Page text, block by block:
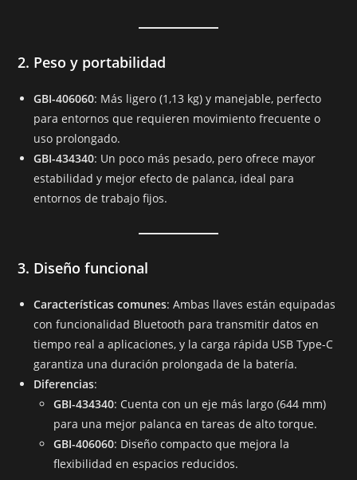
2. Peso y portabilidad
GBI-406060: Más ligero (1,13 kg) y manejable, perfecto
para entornos que requieren movimiento frecuente o
uso prolongado.
GBI-434340: Un poco más pesado, pero ofrece mayor
estabilidad y mejor efecto de palanca, ideal para
entornos de trabajo fijos.
3. Diseño funcional
Características comunes: Ambas llaves están equipadas
con funcionalidad Bluetooth para transmitir datos en
tiempo real a aplicaciones, y la carga rápida USB Type-C
garantiza una duración prolongada de la batería.
Diferencias:
GBI-434340: Cuenta con un eje más largo (644 mm)
para una mejor palanca en tareas de alto torque.
GBI-406060: Diseño compacto que mejora la
flexibilidad en espacios reducidos.